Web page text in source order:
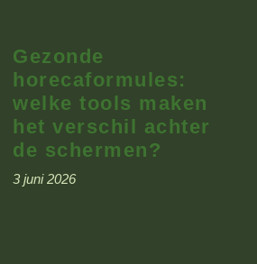
Gezonde
horecaformules:
welke tools maken
het verschil achter
de schermen?
3 juni 2026